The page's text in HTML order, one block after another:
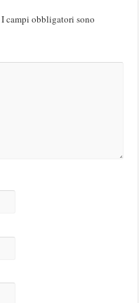
I campi obbligatori sono